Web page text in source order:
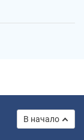
В начало